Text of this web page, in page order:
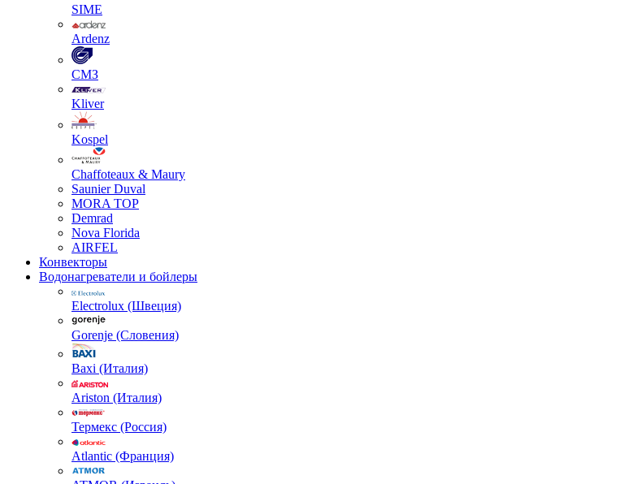
SIME
Ardenz
СМЗ
Kliver
Kospel
Chaffoteaux & Maury
Saunier Duval
MORA TOP
Demrad
Nova Florida
AIRFEL
Конвекторы
Водонагреватели и бойлеры
Electrolux (Швеция)
Gorenje (Словения)
Baxi (Италия)
Ariston (Италия)
Термекс (Россия)
Atlantic (Франция)